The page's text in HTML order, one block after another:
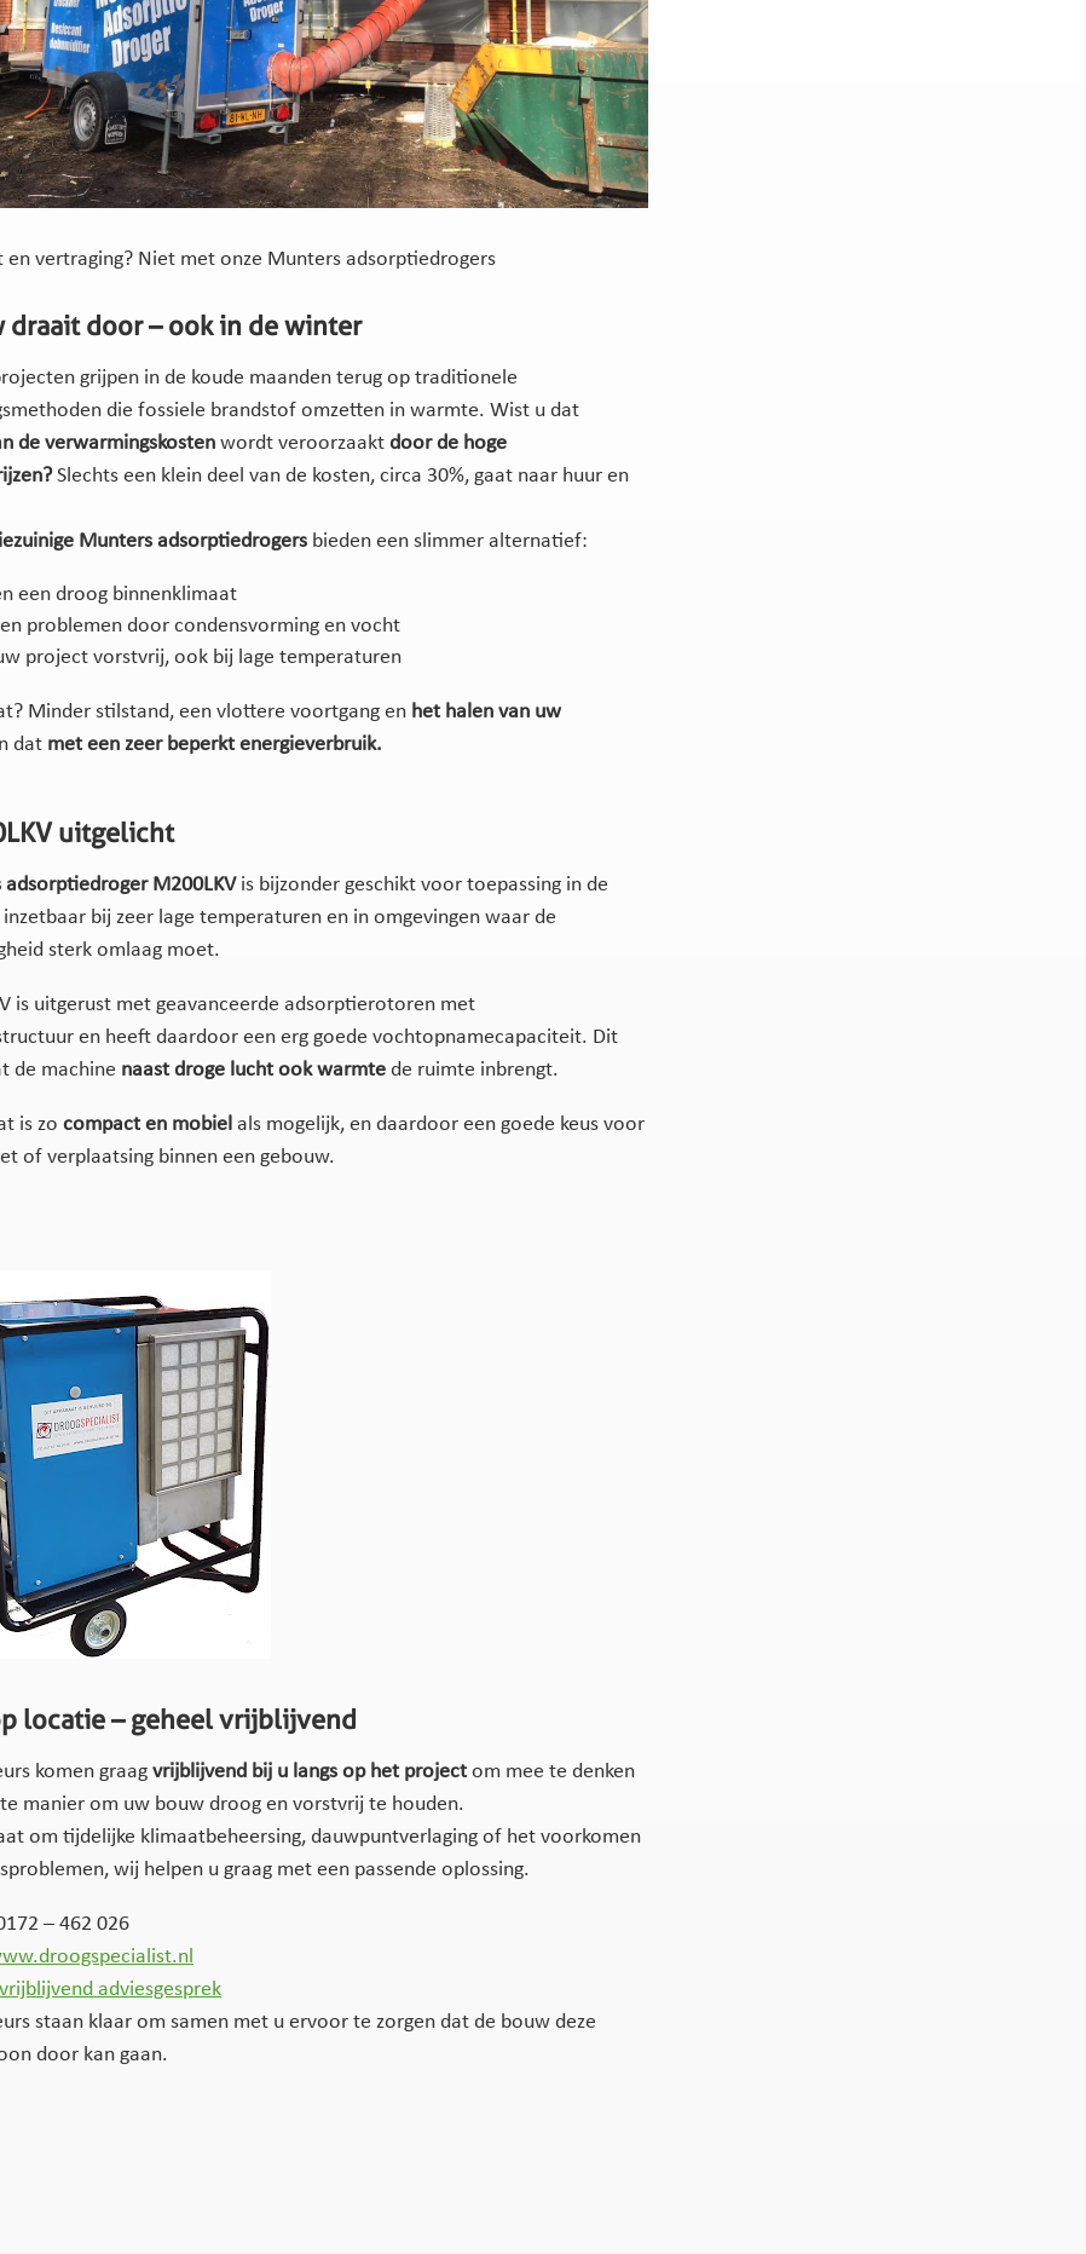
en vertraging? Niet met onze Munters adsorptiedrogers
draait door – ook in de winter
grijpen in de koude maanden terug op traditionele
die fossiele brandstof omzetten in warmte. Wist u dat
de verwarmingskosten wordt veroorzaakt door de hoge
Slechts een klein deel van de kosten, circa 30%, gaat naar huur en
Munters adsorptiedrogers bieden een slimmer alternatief:
een droog binnenklimaat
problemen door condensvorming en vocht
project vorstvrij, ook bij lage temperaturen
Minder stilstand, een vlottere voortgang en het halen van uw
dat met een zeer beperkt energieverbruik.
uitgelicht
adsorptiedroger M200LKVis bijzonder geschikt voor toepassing in de
bij zeer lage temperaturen en in omgevingen waar de
sterk omlaag moet.
is uitgerust met geavanceerde adsorptierotoren met
en heeft daardoor een erg goede vochtopnamecapaciteit. Dit
de machine naast droge lucht ook warmte de ruimte inbrengt.
is zo compact en mobiel als mogelijk, en daardoor een goede keus voor
of verplaatsing binnen een gebouw.
locatie – geheel vrijblijvend
komen graag vrijblijvend bij u langs op het projectom mee te denken
manier om uw bouw droog en vorstvrij te houden.
om tijdelijke klimaatbeheersing, dauwpuntverlaging of het voorkomen
wij helpen u graag met een passende oplossing.
– 462 026
adviesgesprek
staan klaar om samen met u ervoor te zorgen dat de bouw deze
door kan gaan.